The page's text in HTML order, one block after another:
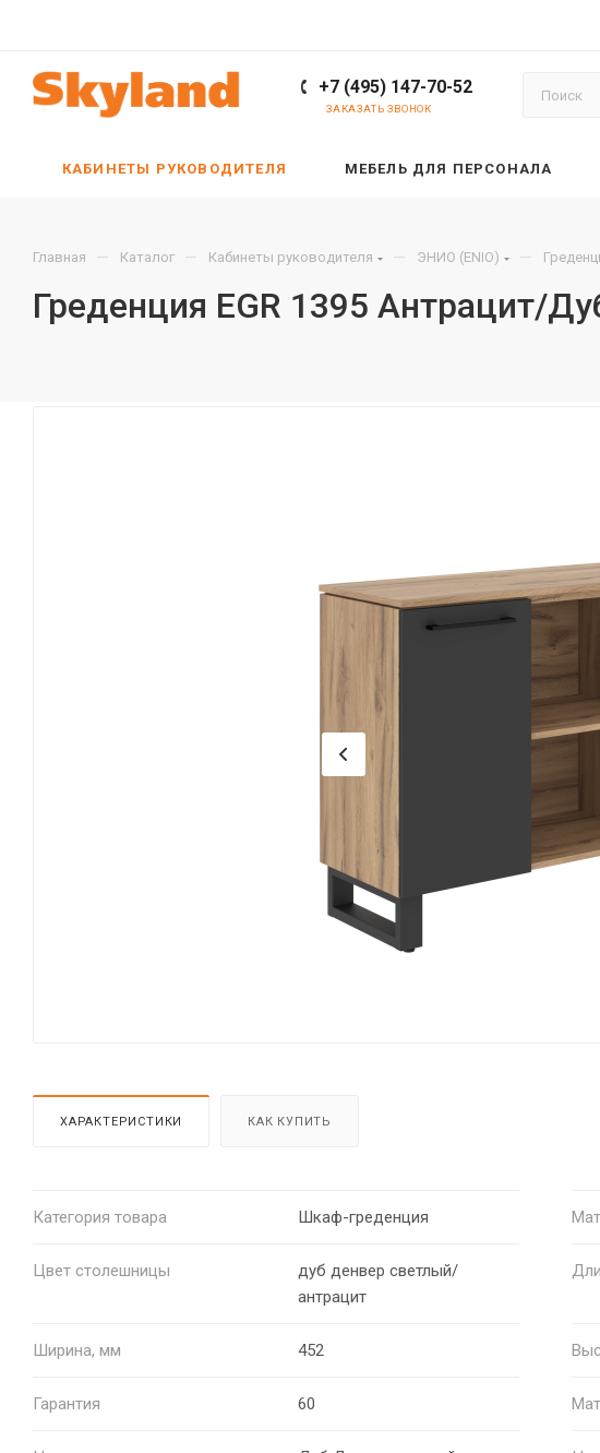
+7 (495) 147-70-52
ЗАКАЗАТЬ ЗВОНОК
КАБИНЕТЫ РУКОВОДИТЕЛЯ МЕБЕЛЬ ДЛЯ ПЕРСОНАЛА
Главная — Каталог — Кабинеты руководителя — ЭНИО (ENIO) —
Греденция EGR 1395 Антрацит/
ХАРАКТЕРИСТИКИ КАК КУПИТЬ
Категория товара Шкаф-греденция
Цвет столешницы
дуб денвер светлый/
антрацит
Ширина, мм 452
Гарантия 60